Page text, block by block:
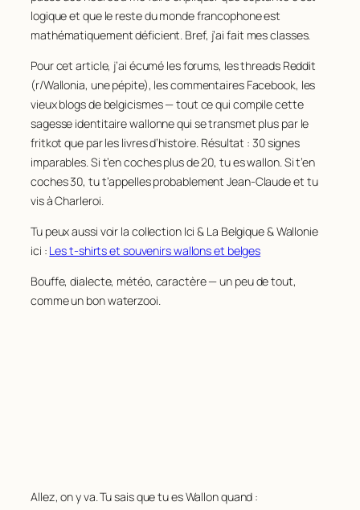
logique et que le reste du monde francophone est
mathématiquement déficient. Bref, j’ai fait mes classes.
Pour cet article, j’ai écumé les forums, les threads Reddit
(r/Wallonia, une pépite), les commentaires Facebook, les
vieux blogs de belgicismes — tout ce qui compile cette
sagesse identitaire wallonne qui se transmet plus par le
fritkot que par les livres d’histoire. Résultat : 30 signes
imparables. Si t’en coches plus de 20, tu es wallon. Si t’en
coches 30, tu t’appelles probablement Jean-Claude et tu
vis à Charleroi.
Tu peux aussi voir la collection Ici & La Belgique & Wallonie
ici : Les t-shirts et souvenirs wallons et belges
Bouffe, dialecte, météo, caractère — un peu de tout,
comme un bon waterzooi.
Allez, on y va. Tu sais que tu es Wallon quand :